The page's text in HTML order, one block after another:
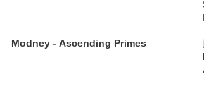
Modney - Ascending Primes